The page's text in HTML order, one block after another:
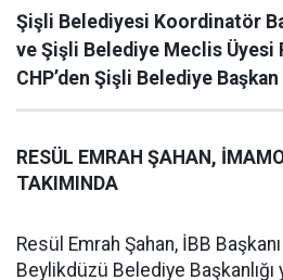
Şişli Belediyesi Koordinatör
ve Şişli Belediye Meclis Üyesi
CHP’den Şişli Belediye
RESÜL EMRAH ŞAHAN,
TAKIMINDA
Resül Emrah Şahan, İBB
Beylikdüzü Belediye Başkanlığı